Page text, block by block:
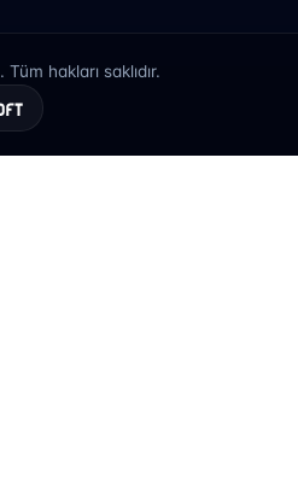
. Tüm hakları saklıdır.